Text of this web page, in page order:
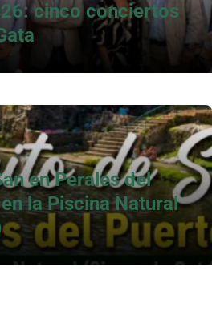
cinco conciertos
en Perales del
la Piscina Natural